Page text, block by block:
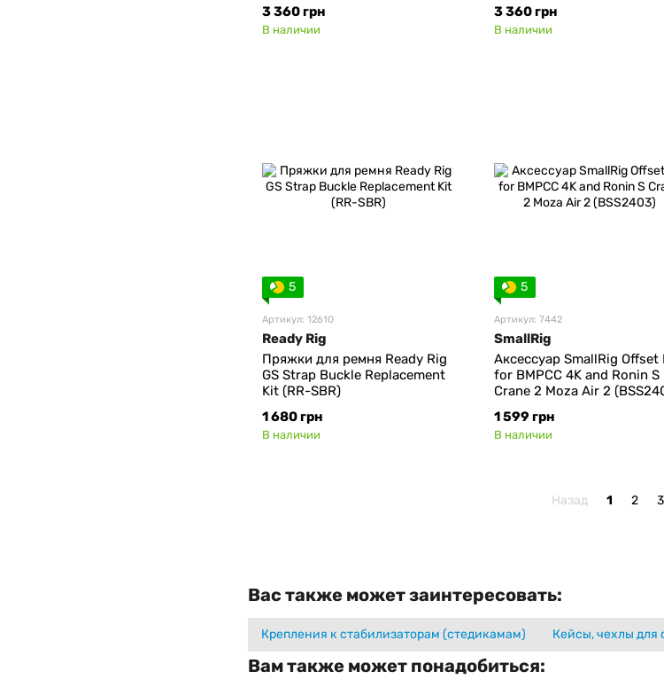
Вас также может заинтересовать:
Крепления к стабилизаторам (стедикамам) Кейсы, чехлы для
Вам также может понадобиться:
3 360 грн
В наличии
3 360 грн
В наличии
5
Артикул: 12610
Ready Rig
Пряжки для ремня Ready Rig
GS Strap Buckle Replacement
Kit (RR-SBR)
1 680 грн
В наличии
5
Артикул: 7442
SmallRig
Аксессуар SmallRig Offset
for BMPCC 4K and Ronin S
Crane 2 Moza Air 2
1 599 грн
В наличии
Назад 1 2 3